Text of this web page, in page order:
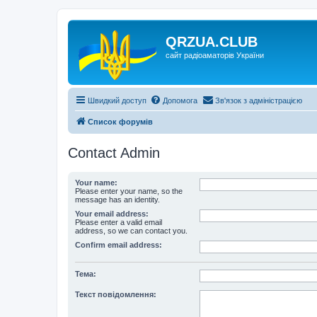
QRZUA.CLUB
сайт радіоаматорів України
Швидкий доступ Допомога Зв'язок з адміністрацією
Список форумів
Contact Admin
Your name:
Please enter your name, so the
message has an identity.
Your email address:
Please enter a valid email
address, so we can contact you.
Confirm email address:
Тема:
Текст повідомлення: